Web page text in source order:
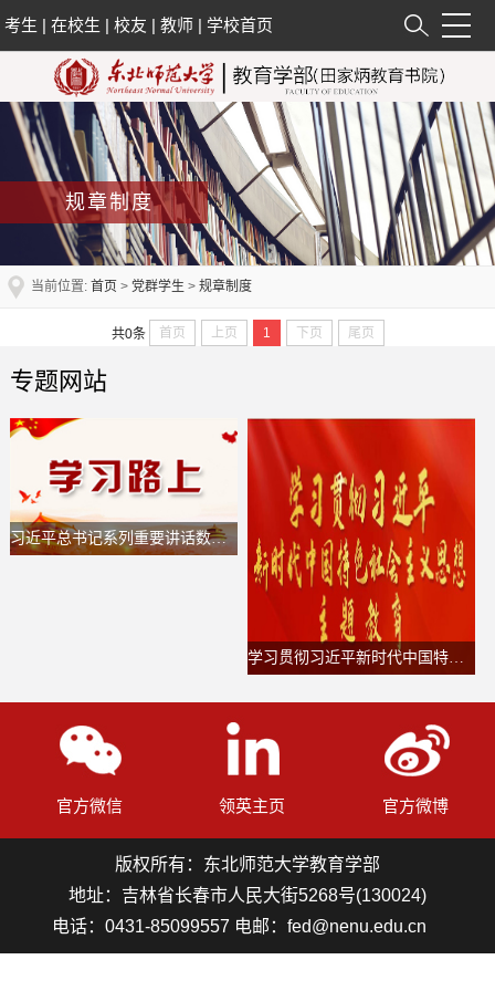
考生 |在校生 |校友 |教师 | 学校首页
规章制度
当前位置: 首页 > 党群学生 > 规章制度
共0条 首页 上页 1 下页 尾页
专题网站
习近平总书记系列重要讲话数据库
学习贯彻习近平新时代中国特色社会主义思想主题教育
官方微信 领英主页 官方微博
版权所有：东北师范大学教育学部
地址：吉林省长春市人民大街5268号(130024)
电话：0431-85099557 电邮：fed@nenu.edu.cn